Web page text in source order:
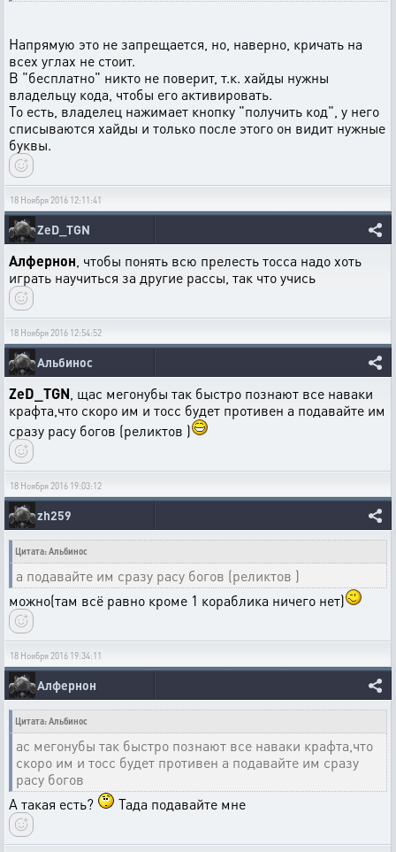
Напрямую это не запрещается, но, наверно, кричать на
всех углах не стоит.
В "бесплатно" никто не поверит, т.к. хайды нужны
владельцу кода, чтобы его активировать.
То есть, владелец нажимает кнопку "получить код", у него
списываются хайды и только после этого он видит нужные
буквы.
18 Ноября 2016 12:11:41
ZeD_TGN
Алфернон , чтобы понять всю прелесть тосса надо хоть
играть научиться за другие рассы, так что учись
18 Ноября 2016 12:54:52
Альбинос
ZeD_TGN , щас мегонубы так быстро познают все наваки
крафта,что скоро им и тосс будет противен а подавайте им
сразу расу богов (реликтов )
18 Ноября 2016 19:03:12
zh259
Цитата: Альбинос
а подавайте им сразу расу богов (реликтов )
можно(там всё равно кроме 1 кораблика ничего нет)
18 Ноября 2016 19:34:11
Алфернон
Цитата: Альбинос
ас мегонубы так быстро познают все наваки крафта,что
скоро им и тосс будет противен а подавайте им сразу
расу богов
А такая есть?
Тада подавайте мне